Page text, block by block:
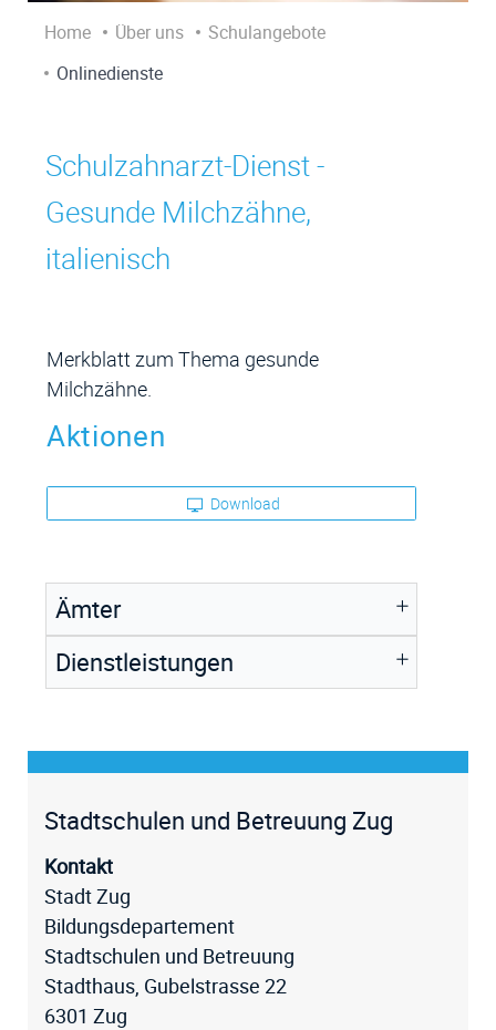
Home Über uns
Schulangebote
Onlinedienste
Schulzahnarzt-Dienst -
Gesunde Milchzähne,
italienisch
Merkblatt zum Thema gesunde
Milchzähne.
Aktionen
Download
Zugehörige Objekte
Ämter
Dienstleistungen
Stadtschulen und Betreuung Zug
Kontakt
Stadt Zug
Bildungsdepartement
Stadtschulen und Betreuung
Stadthaus, Gubelstrasse 22
6301 Zug